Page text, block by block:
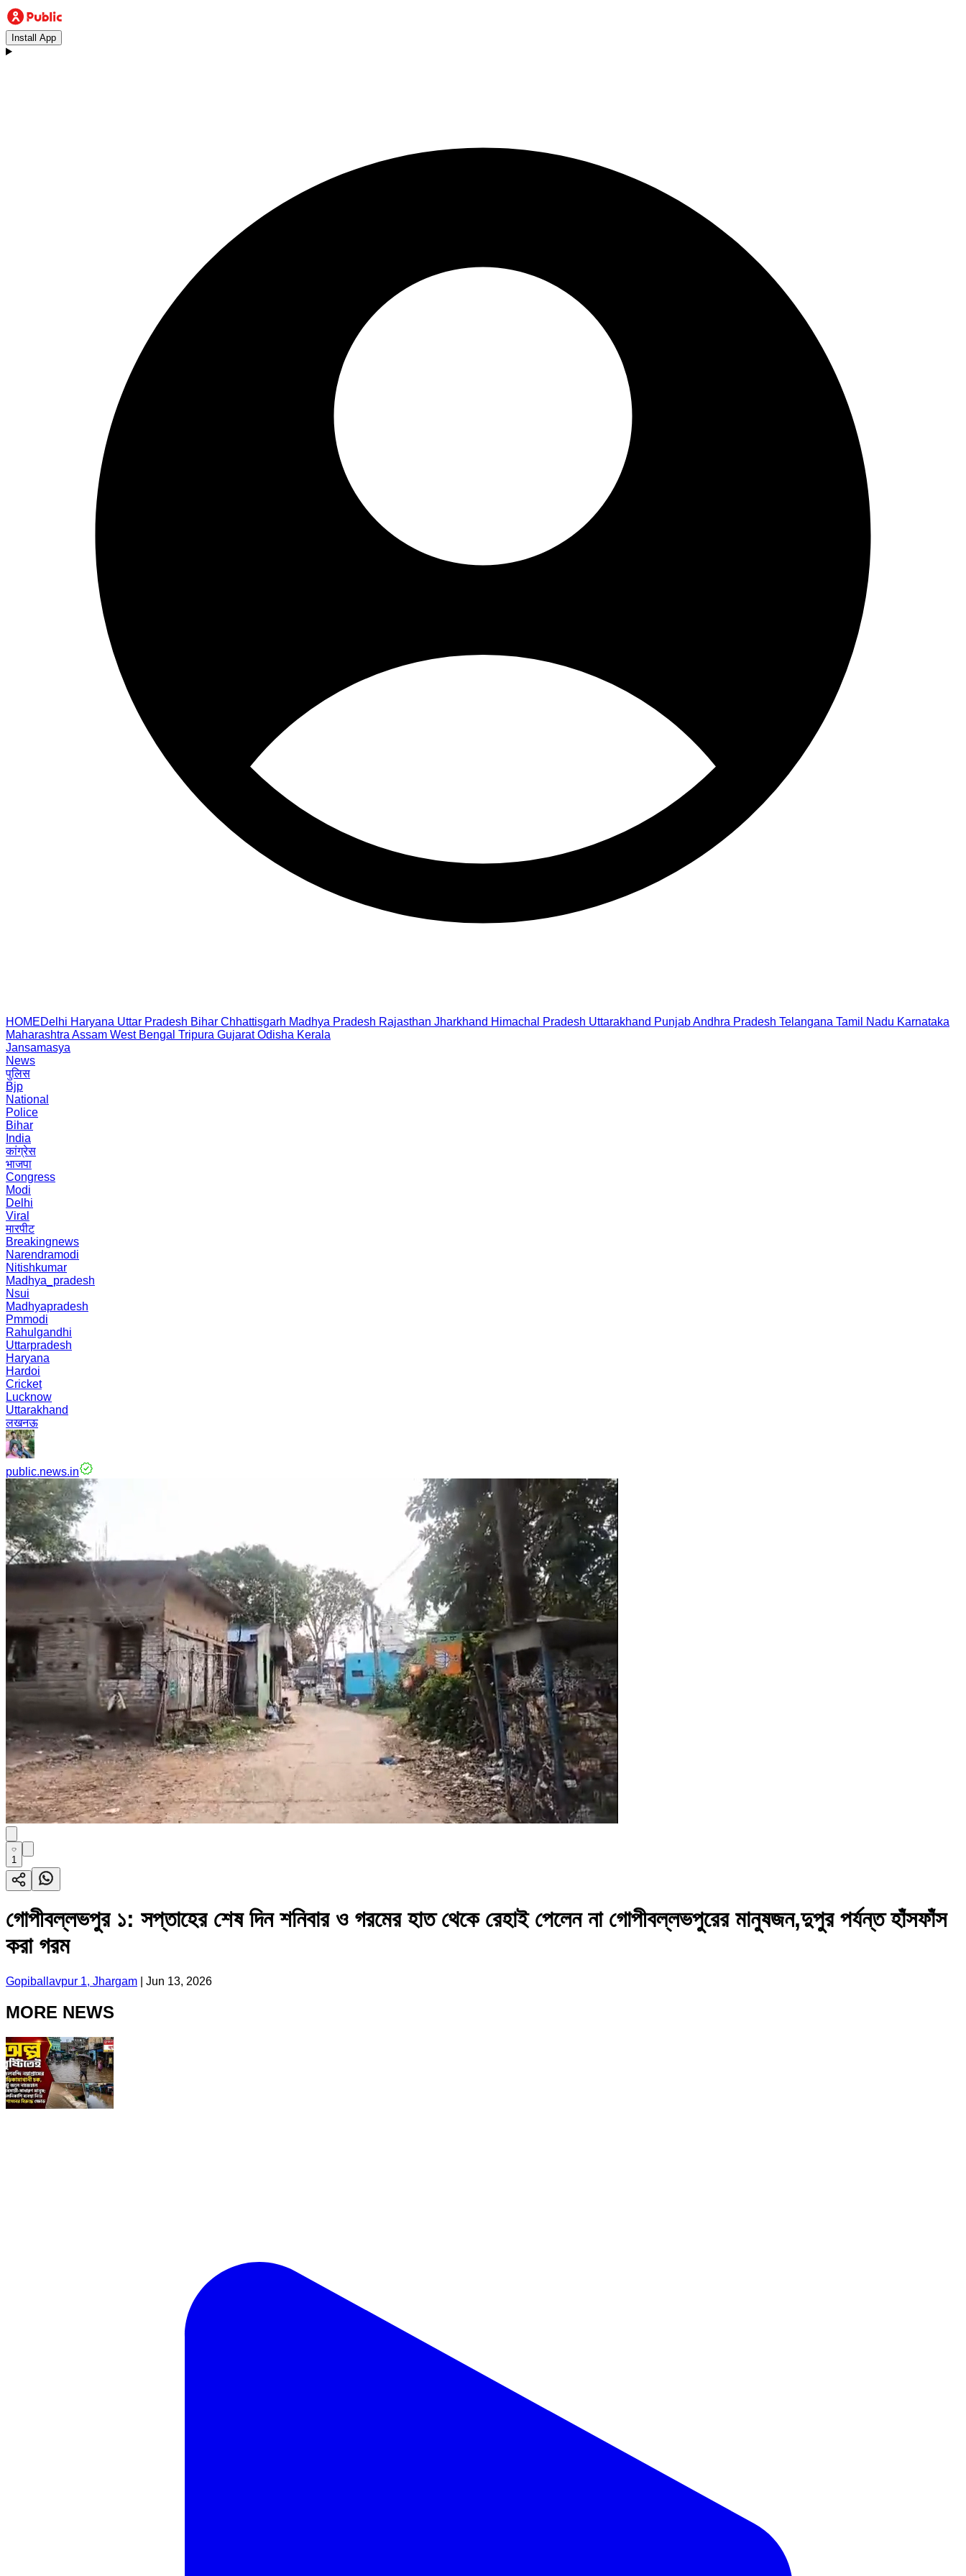
Install App
HOMEDelhi Haryana Uttar Pradesh Bihar Chhattisgarh Madhya Pradesh Rajasthan Jharkhand Himachal Pradesh Uttarakhand PunjabAndhra Pradesh Telangana Tamil Nadu Karnataka
Maharashtra Assam West Bengal Tripura Gujarat Odisha Kerala
Jansamasya
News
पुलिस
Bjp
National
Police
Bihar
India
कांग्रेस
भाजपा
Congress
Modi
Delhi
Viral
मारपीट
Breakingnews
Narendramodi
Nitishkumar
Madhya_pradesh
Nsui
Madhyapradesh
Pmmodi
Rahulgandhi
Uttarpradesh
Haryana
Hardoi
Cricket
Lucknow
Uttarakhand
लखनऊ
public.news.in
1
গোপীবল্লভপুর ১: সপ্তাহের শেষ দিন শনিবার ও গরমের হাত থেকে রেহাই পেলেন না গোপীবল্লভপুরের মানুষজন,দুপুর পর্যন্ত হাঁসফাঁস
করা গরম
Gopiballavpur 1, Jhargam Jun 13, 2026
MORE NEWS